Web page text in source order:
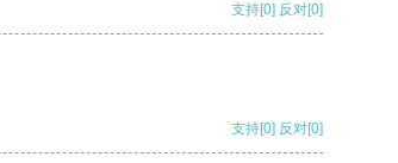
支持[0] 反对[0]
支持[0] 反对[0]